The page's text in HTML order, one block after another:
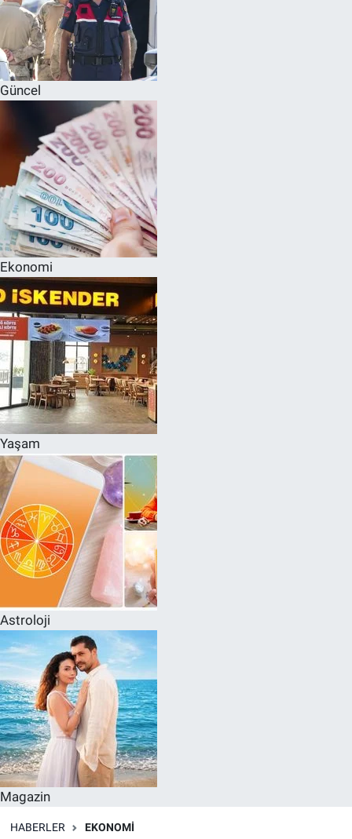
Güncel
Ekonomi
Yaşam
Astroloji
Magazin
HABERLER EKONOMI